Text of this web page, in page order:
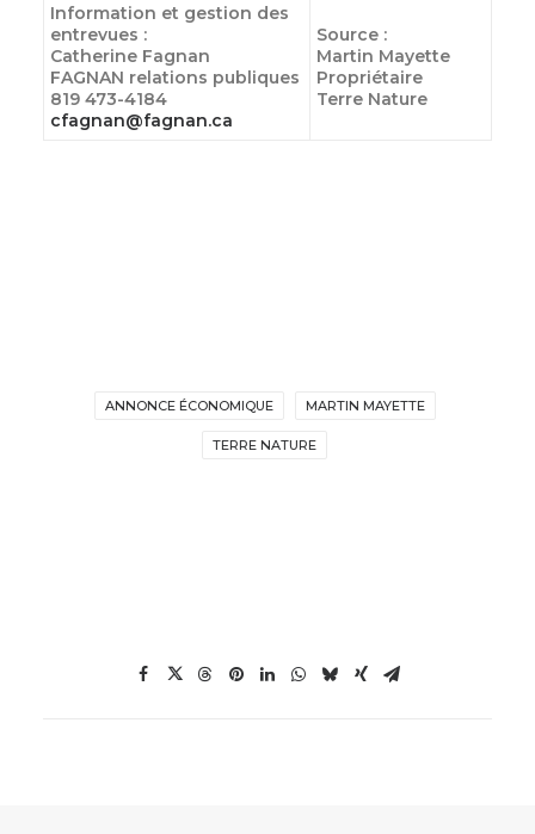
Information et gestion des
entrevues :
Catherine Fagnan
FAGNAN relations publiques
819 473-4184
cfagnan@fagnan.ca
Source :
Martin Mayette
Propriétaire
Terre Nature
ANNONCE ÉCONOMIQUE MARTIN MAYETTE
TERRE NATURE